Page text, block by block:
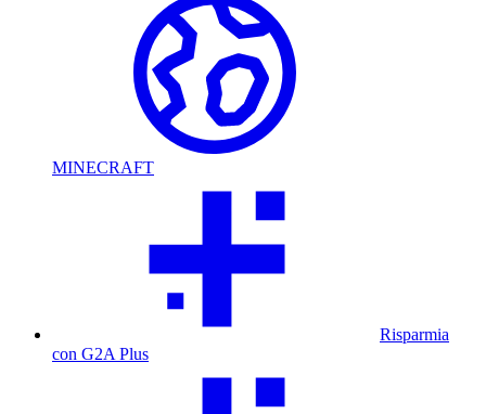
MINECRAFT
Risparmia
con G2A Plus